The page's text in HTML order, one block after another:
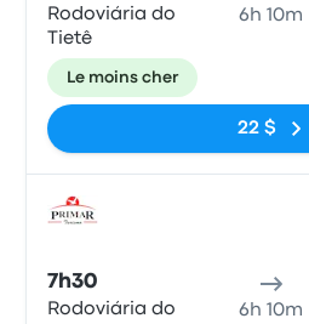
Rodoviária do
Tietê
6h 10m
Le moins cher
22 $
7h30
Rodoviária do
6h 10m